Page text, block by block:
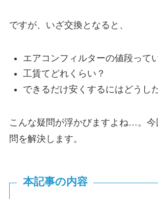
ですが、いざ交換となると、
エアコンフィルターの値段って
工賃てどれくらい？
できるだけ安くするにはどうし
こんな疑問が浮かびますよね…。今
問を解決します。
本記事の内容